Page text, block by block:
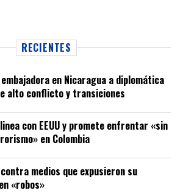
RECIENTES
embajadora en Nicaragua a diplomática
alto conflicto y transiciones
con EEUU y promete enfrentar «sin
en Colombia
medios que expusieron su
«robos»